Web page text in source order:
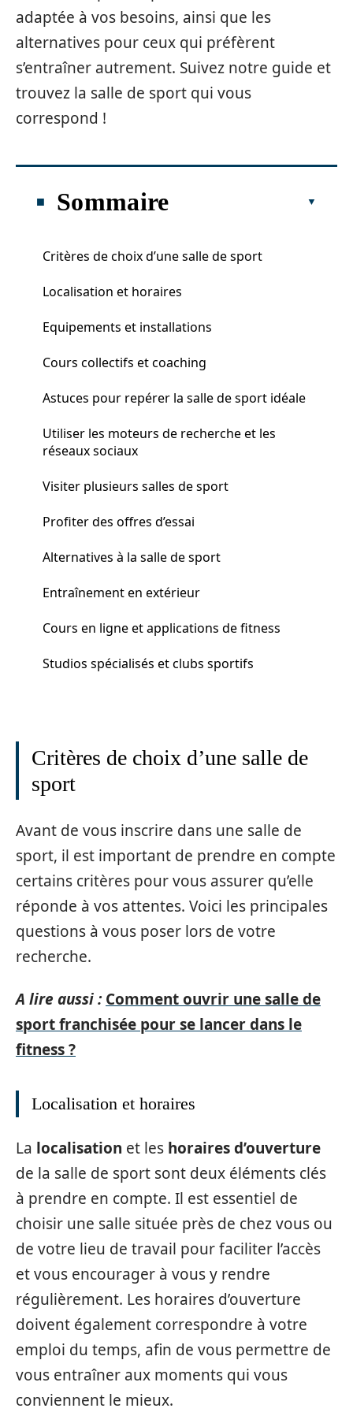
adaptée à vos besoins, ainsi que les
alternatives pour ceux qui préfèrent
s’entraîner autrement. Suivez notre guide et
trouvez la salle de sport qui vous
correspond !
Sommaire
Critères de choix d’une salle de sport
Localisation et horaires
Equipements et installations
Cours collectifs et coaching
Astuces pour repérer la salle de sport idéale
Utiliser les moteurs de recherche et les
réseaux sociaux
Visiter plusieurs salles de sport
Profiter des offres d’essai
Alternatives à la salle de sport
Entraînement en extérieur
Cours en ligne et applications de fitness
Studios spécialisés et clubs sportifs
Critères de choix d’une salle de
sport
Avant de vous inscrire dans une salle de
sport, il est important de prendre en compte
certains critères pour vous assurer qu’elle
réponde à vos attentes. Voici les principales
questions à vous poser lors de votre
recherche.
A lire aussi : Comment ouvrir une salle de
sport franchisée pour se lancer dans le
fitness ?
Localisation et horaires
La localisation et les horaires d’ouverture
de la salle de sport sont deux éléments clés
à prendre en compte. Il est essentiel de
choisir une salle située près de chez vous ou
de votre lieu de travail pour faciliter l’accès
et vous encourager à vous y rendre
régulièrement. Les horaires d’ouverture
doivent également correspondre à votre
emploi du temps, afin de vous permettre de
vous entraîner aux moments qui vous
conviennent le mieux.